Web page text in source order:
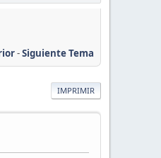
-Siguiente Tema
IMPRIMIR